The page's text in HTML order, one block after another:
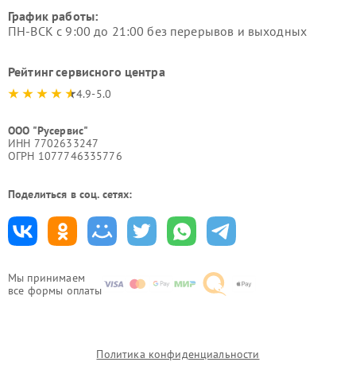
Мы принимаем
все формы оплаты
График работы:
ПН-ВСК с 9:00 до 21:00 без перерывов и выходных
Рейтинг сервисного центра
4.9-5.0
ООО "Русервис"
ИНН 7702633247
ОГРН 1077746335776
Поделиться в соц. сетях:
Политика конфиденциальности